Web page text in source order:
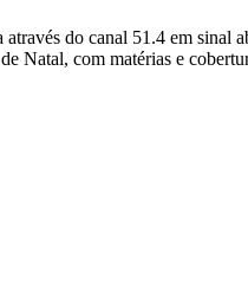
do canal 51.4 em
Natal, com matérias e